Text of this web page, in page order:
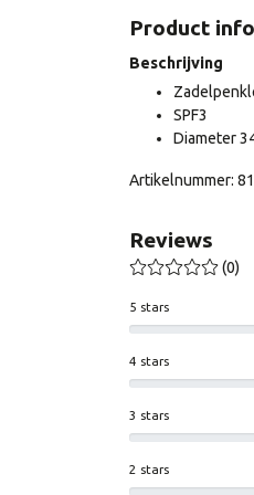
Product
Beschrijving
SPF3
Diameter
Artikelnummer:
Reviews
(0)
2 stars
3 stars
4 stars
5 stars